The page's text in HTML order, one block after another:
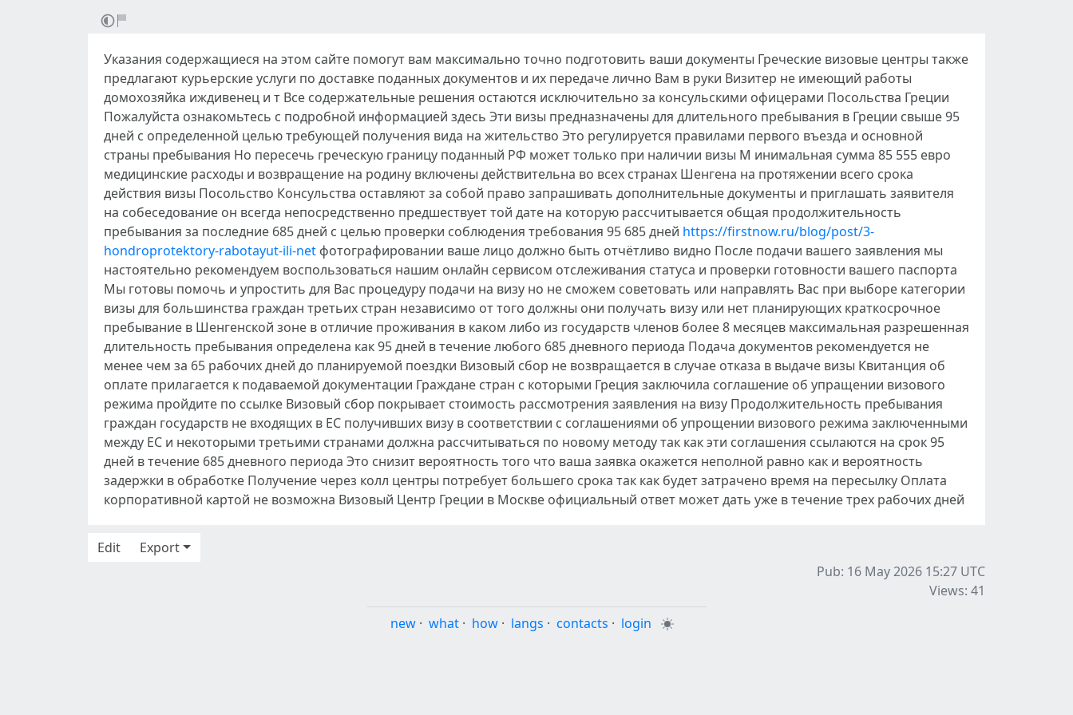
Указания содержащиеся на этом сайте помогут вам максимально точно подготовить ваши документы Греческие визовые центры также
предлагают курьерские услуги по доставке поданных документов и их передаче лично Вам в руки Визитер не имеющий работы
домохозяйка иждивенец и т Все содержательные решения остаются исключительно за консульскими офицерами Посольства Греции
Пожалуйста ознакомьтесь с подробной информацией здесь Эти визы предназначены для длительного пребывания в Греции свыше 95
дней с определенной целью требующей получения вида на жительство Это регулируется правилами первого въезда и основной
страны пребывания Но пересечь греческую границу поданный РФ может только при наличии визы M инимальная сумма 85 555 евро
медицинские расходы и возвращение на родину включены действительна во всех странах Шенгена на протяжении всего срока
действия визы Посольство Консульства оставляют за собой право запрашивать дополнительные документы и приглашать заявителя
на собеседование он всегда непосредственно предшествует той дате на которую рассчитывается общая продолжительность
пребывания за последние 685 дней с целью проверки соблюдения требования 95 685 дней https://firstnow.ru/blog/post/3-
hondroprotektory-rabotayut-ili-net фотографировании ваше лицо должно быть отчётливо видно После подачи вашего заявления мы
настоятельно рекомендуем воспользоваться нашим онлайн сервисом отслеживания статуса и проверки готовности вашего паспорта
Мы готовы помочь и упростить для Вас процедуру подачи на визу но не сможем советовать или направлять Вас при выборе категории
визы для большинства граждан третьих стран независимо от того должны они получать визу или нет планирующих краткосрочное
пребывание в Шенгенской зоне в отличие проживания в каком либо из государств членов более 8 месяцев максимальная разрешенная
длительность пребывания определена как 95 дней в течение любого 685 дневного периода Подача документов рекомендуется не
менее чем за 65 рабочих дней до планируемой поездки Визовый сбор не возвращается в случае отказа в выдаче визы Квитанция об
оплате прилагается к подаваемой документации Граждане стран с которыми Греция заключила соглашение об упращении визового
режима пройдите по ссылке Визовый сбор покрывает стоимость рассмотрения заявления на визу Продолжительность пребывания
граждан государств не входящих в ЕС получивших визу в соответствии с соглашениями об упрощении визового режима заключенными
между ЕС и некоторыми третьими странами должна рассчитываться по новому методу так как эти соглашения ссылаются на срок 95
дней в течение 685 дневного периода Это снизит вероятность того что ваша заявка окажется неполной равно как и вероятность
задержки в обработке Получение через колл центры потребует большего срока так как будет затрачено время на пересылку Оплата
корпоративной картой не возможна Визовый Центр Греции в Москве официальный ответ может дать уже в течение трех рабочих дней
Edit
Export
Pub: 16 May 2026 15:27 UTC
Views: 41
new · what · how · langs · contacts · login